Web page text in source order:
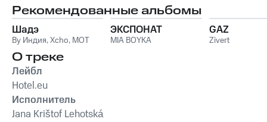
Рекомендованные альбомы
Шадэ
By Индия,Xcho, MOT
ЭКСПОНАТ
MIA BOYKA
GAZ
Zivert
О треке
Лейбл
Hotel.eu
Исполнитель
Jana Krištof Lehotská